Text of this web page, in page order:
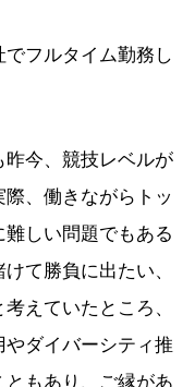
フルタイム勤務し
昨今、競技レベルが
、働きながらトッ
しい問題でもある
て勝負に出たい、
えていたところ、
ダイバーシティ推
もあり、ご縁があ